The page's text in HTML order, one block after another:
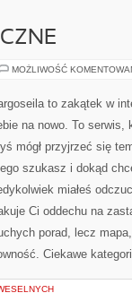
MOŻLIWOŚĆ
to zakątek w
na nowo. To serwis,
mógł przyjrzeć się
szukasz i dokąd
miałeś
Ci oddechu na
porad, lecz
Ciekawe